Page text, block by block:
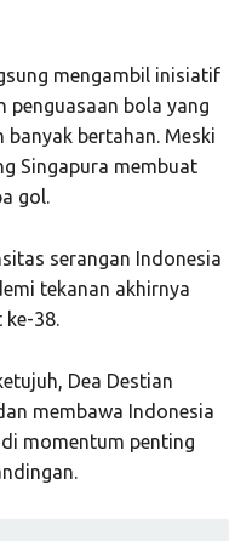
mengambil inisiatif
penguasaan bola yang
bertahan. Meski
Singapura membuat
gol.
serangan Indonesia
tekanan akhirnya
ke-38.
Dea Destian
membawa Indonesia
momentum penting